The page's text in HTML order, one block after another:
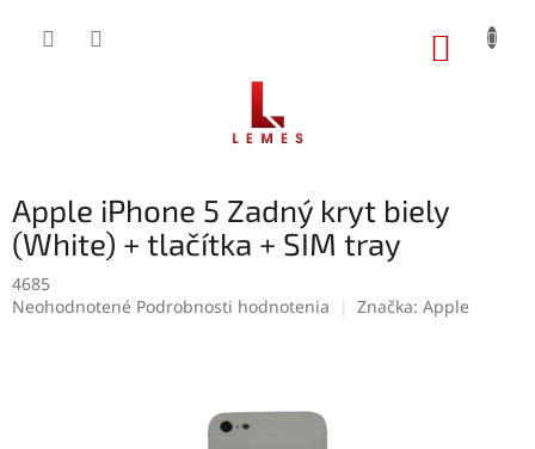
Apple iPhone 5 Zadný kryt biely
(White) + tlačítka + SIM tray
4685
Priemerné
Neohodnotené Podrobnosti hodnotenia Značka: Apple